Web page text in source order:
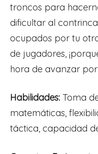
troncos para
dificultar al
ocupados por tu
de jugadores,
hora de avanzar
Habilidades: Toma
matemáticas,
táctica, capacidad